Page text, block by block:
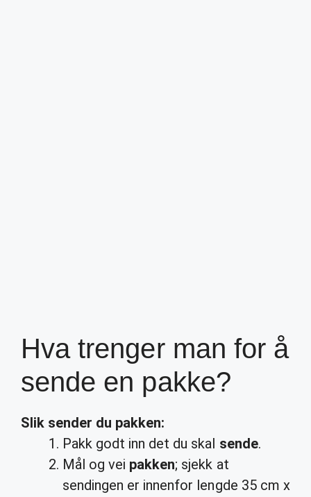
Hva trenger man for å
sende en pakke?
Slik sender du pakken:
Pakk godt inn det du skal sende.
Mål og vei pakken; sjekk at
sendingen er innenfor lengde 35 cm x